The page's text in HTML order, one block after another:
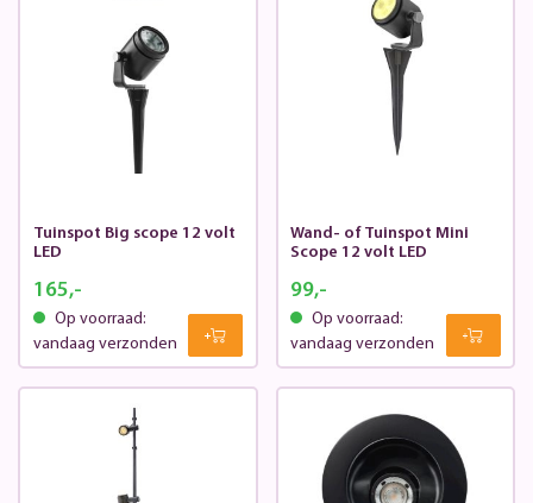
Tuinspot Big scope 12 volt
LED
165,-
Op voorraad:
vandaag verzonden
Wand- of Tuinspot Mini
Scope 12 volt LED
99,-
Op voorraad:
vandaag verzonden